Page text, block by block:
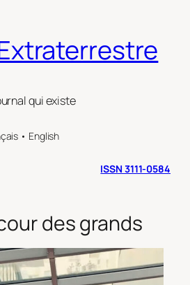
qui existe
• English
ISSN 3111-0584
des grands